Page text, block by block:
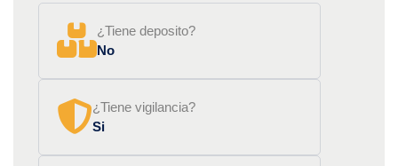
¿Tiene deposito?
No
¿Tiene vigilancia?
Si